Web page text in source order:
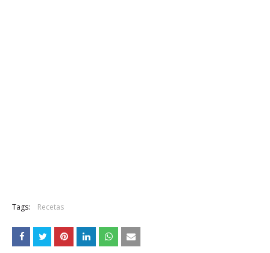
Tags: Recetas